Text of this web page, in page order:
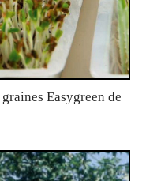
Easygreen de